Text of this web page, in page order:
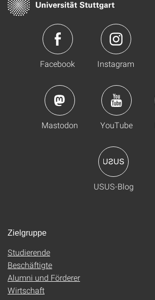
Facebook Instagram
Mastodon YouTube
USUS-Blog
Zielgruppe
Studierende
Beschäftigte
Alumni und Förderer
Wirtschaft